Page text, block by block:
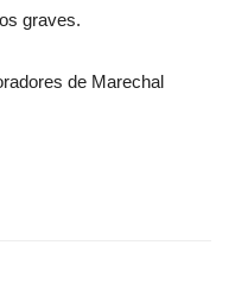
graves.
de Marechal